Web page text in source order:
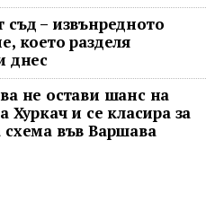
съд – извънредното
което разделя
днес
не остави шанс на
Хуркач и се класира за
схема във Варшава